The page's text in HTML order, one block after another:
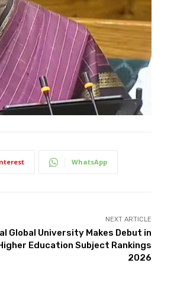
WhatsApp
NEXT ARTICLE
Global University Makes Debut in
Education Subject Rankings
2026